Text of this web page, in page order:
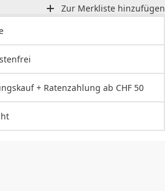
Zur Merkliste hinzufügen
+ Ratenzahlung ab CHF 50